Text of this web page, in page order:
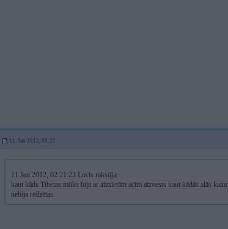
11. Jan 2012, 03:27
11 Jan 2012, 02:21:23 Locis rakstīja:
kaut kāds Tibetas mūks bija ar aizsietām acīm aizvests kaut kādās alās
nebija redzētas.